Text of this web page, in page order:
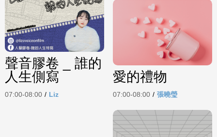
聲音膠卷 _ 誰的
人生側寫
07:00-08:00 / Liz
愛的禮物
07:00-08:00 / 張曉瑩